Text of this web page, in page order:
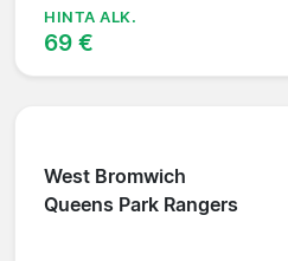
HINTA ALK.
69 €
West Bromwich
Queens Park Rangers